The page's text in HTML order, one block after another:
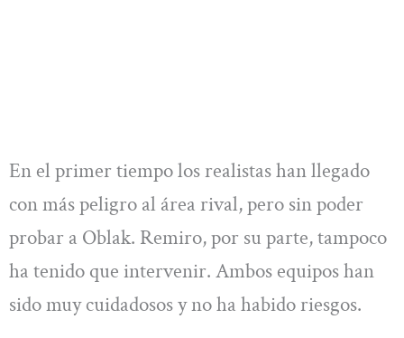
En el primer tiempo los realistas han llegado
con más peligro al área rival, pero sin poder
probar a Oblak. Remiro, por su parte, tampoco
ha tenido que intervenir. Ambos equipos han
sido muy cuidadosos y no ha habido riesgos.